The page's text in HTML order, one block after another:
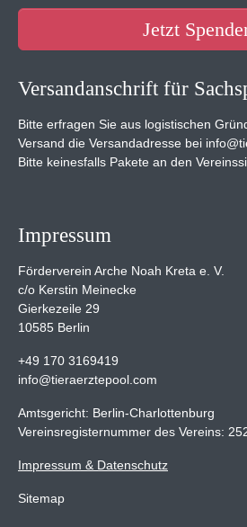
Jetzt
Versandanschrift für
Bitte erfragen Sie aus logistischen
Versand die Versandadresse bei
Bitte keinesfalls Pakete an den
Impressum
Förderverein Arche Noah Kreta e. V.
c/o Kerstin Meinecke
Gierkezeile 29
10585 Berlin
+49 170 3169419
info@tieraerztepool.com
Amtsgericht: Berlin-Charlottenburg
Vereinsregisternummer des Vereins:
Impressum & Datenschutz
Sitemap